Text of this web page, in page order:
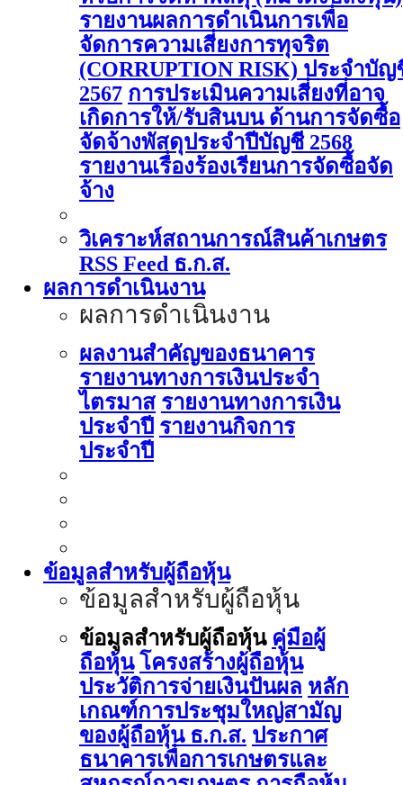
รายงานผลการดําเนินการเพื่อ
จัดการความเสี่ยงการทุจริต
(CORRUPTION RISK) ประจําบัญ
2567 การประเมินความเสี่ยงที่อาจ
เกิดการให้/รับสินบน ด้านการจัดซื้อ
จัดจ้างพัสดุประจําปีบัญชี 2568
รายงานเรื่องร้องเรียนการจัดซื้อจัด
จ้าง
วิเคราะห์สถานการณ์สินค้าเกษตร
RSS Feed ธ.ก.ส.
ผลการดำเนินงาน
ผลการดำเนินงาน
ผลงานสำคัญของธนาคาร
รายงานทางการเงินประจำ
ไตรมาส รายงานทางการเงิน
ประจำปี รายงานกิจการ
ประจำปี
ข้อมูลสำหรับผู้ถือหุ้น
ข้อมูลสำหรับผู้ถือหุ้น
ข้อมูลสำหรับผู้ถือหุ้น คู่มือผู้
ถือหุ้น โครงสร้างผู้ถือหุ้น
ประวัติการจ่ายเงินปันผล หลัก
เกณฑ์การประชุมใหญ่สามัญ
ของผู้ถือหุ้น ธ.ก.ส. ประกาศ
ธนาคารเพื่อการเกษตรและ